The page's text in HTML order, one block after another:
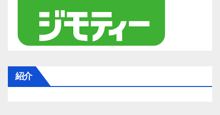
紹介